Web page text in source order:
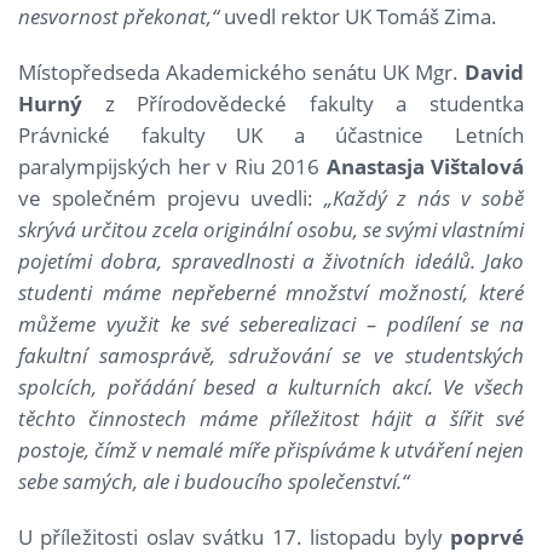
nesvornost překonat,“uvedl rektor UK Tomáš Zima.
Místopředseda Akademického senátu UK Mgr. David
Hurný z Přírodovědecké fakulty a studentka
Právnické fakulty UK a účastnice Letních
paralympijských her v Riu 2016 Anastasja Vištalová
ve společném projevu uvedli: „Každý z nás v sobě
skrývá určitou zcela originální osobu, se svými vlastními
pojetími dobra, spravedlnosti a životních ideálů. Jako
studenti máme nepřeberné množství možností, které
můžeme využit ke své seberealizaci – podílení se na
fakultní samosprávě, sdružování se ve studentských
spolcích, pořádání besed a kulturních akcí. Ve všech
těchto činnostech máme příležitost hájit a šířit své
postoje, čímž v nemalé míře přispíváme k utváření nejen
sebe samých, ale i budoucího společenství.“
U příležitosti oslav svátku 17. listopadu byly poprvé